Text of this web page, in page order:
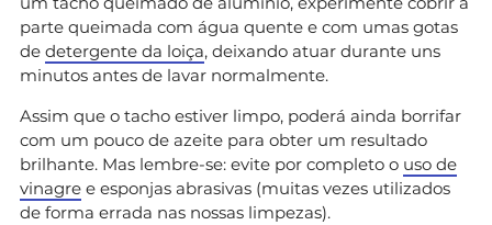
parte queimada com água quente e com umas gotas
de detergente da loiça, deixando atuar durante uns
minutos antes de lavar normalmente.
Assim que o tacho estiver limpo, poderá ainda borrifar
com um pouco de azeite para obter um resultado
brilhante. Mas lembre-se: evite por completo o uso de
vinagre e esponjas abrasivas (muitas vezes utilizados
de forma errada nas nossas limpezas).